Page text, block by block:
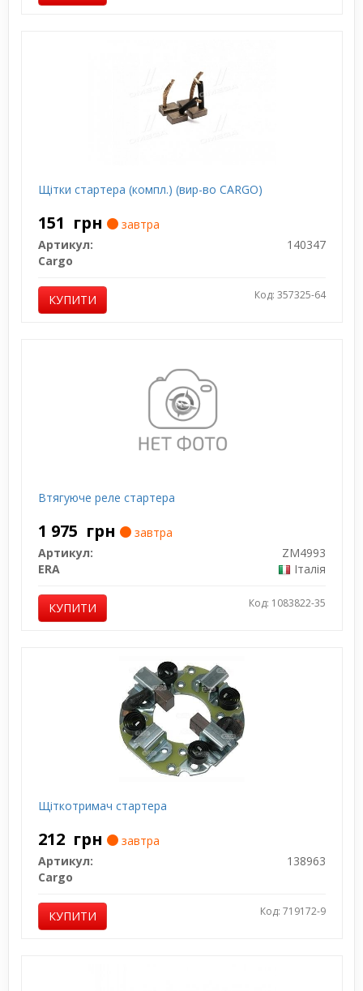
Щітки стартера (компл.) (вир-во CARGO)
151 грн
завтра
Артикул:
140347
Cargo
КУПИТИ Код: 357325-64
Втягуюче реле стартера
1 975 грн
завтра
Артикул:
ZM4993
ERA
Італія
КУПИТИ Код: 1083822-35
Щіткотримач стартера
212 грн
завтра
Артикул:
138963
Cargo
КУПИТИ Код: 719172-9